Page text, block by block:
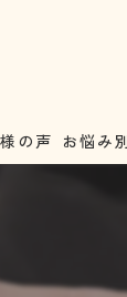
の声 お悩み